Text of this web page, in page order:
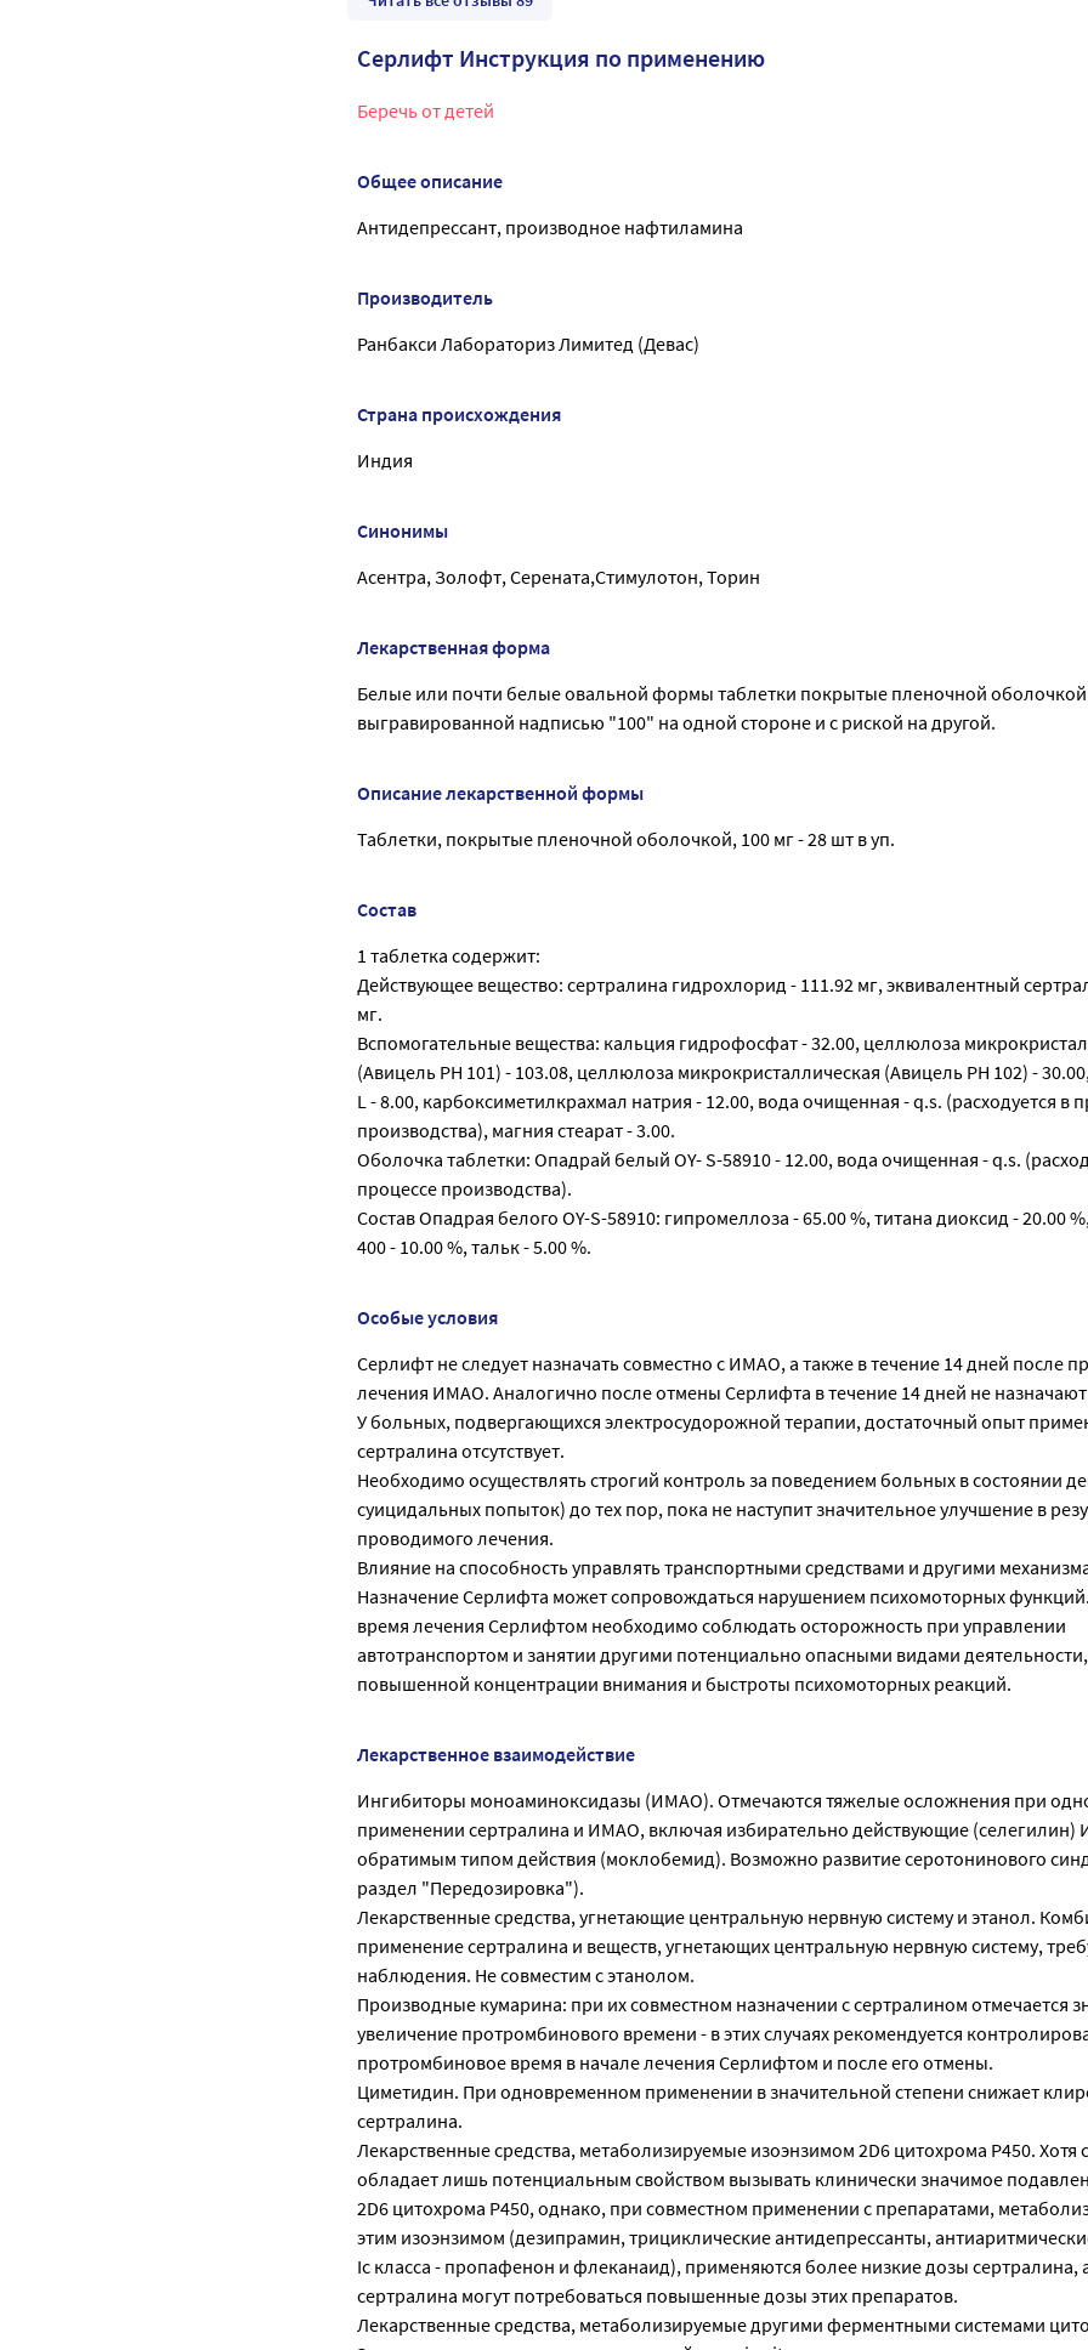
Серлифт Инструкция по применению
Беречь от детей
Общее описание
Антидепрессант, производное нафтиламина
Производитель
Ранбакси Лабораториз Лимитед (Девас)
Страна происхождения
Индия
Синонимы
Асентра, Золофт, Серената,Стимулотон, Торин
Лекарственная форма
Белые или почти белые овальной формы таблетки покрытые пленочной оболочкой
выгравированной надписью "100" на одной стороне и с риской на другой.
Описание лекарственной формы
Таблетки, покрытые пленочной оболочкой, 100 мг - 28 шт в уп.
Состав
1 таблетка содержит:
Действующее вещество: сертралина гидрохлорид - 111.92 мг, эквивалентный
мг.
Вспомогательные вещества: кальция гидрофосфат - 32.00, целлюлоза
(Авицель PH 101) - 103.08, целлюлоза микрокристал­лическая (Авицель PH 102) -
L - 8.00, карбоксиме­тилкрахмал натрия - 12.00, вода очищенная - q.s. (расходуется в
производства), магния стеарат - 3.00.
Оболочка таблетки: Опадрай белый OY- S-58910 - 12.00, вода очищенная - q.s.
процессе производства).
Состав Опадрая белого OY-S-58910: гипромеллоза - 65.00 %, титана диок­сид - 20.00
400 - 10.00 %, тальк - 5.00 %.
Особые условия
Серлифт не следует назначать совместно с ИМАО, а также в течение 14 дней после
лечения ИМАО. Аналогично после отмены Серлифта в течение 14 дней не
У больных, подвергающихся электросудорожной терапии, достаточный опыт
сертралина отсутствует.
Необходимо осуществлять строгий контроль за поведением больных в состоянии
суицидальных попыток) до тех пор, пока не наступит значительное улучшение в
проводимого лечения.
Влияние на способность управлять транспортными средствами и другими
Назначение Серлифта может сопровождаться нарушением психомоторных
время лечения Серлифтом необходимо соблюдать осторожность при управлении
автотранспортом и занятии другими потенциально опасными видами
повышенной концентрации внимания и быстроты психомоторных реакций.
Лекарственное взаимодействие
Ингибиторы моноаминоксидазы (ИМАО). Отмечаются тяжелые осложнения при
применении сертралина и ИМАО, включая избирательно действующие (селегилин)
обратимым типом действия (моклобемид). Возможно развитие серотонинового
раздел "Передозировка").
Лекарственные средства, угнетающие центральную нервную систему и этанол.
применение сертралина и веществ, угнетающих центральную нервную систему,
наблюдения. Не совместим с этанолом.
Производные кумарина: при их совместном назначении с сертралином отмечается
увеличение протромбинового времени - в этих случаях рекомендуется
протромбиновое время в начале лечения Серлифтом и после его отмены.
Циметидин. При одновременном применении в значительной степени снижает
сертралина.
Лекарственные средства, метаболизируемые изоэнзимом 2D6 цитохрома Р450. Хотя
обладает лишь потенциальным свойством вызывать клинически значимое
2D6 цитохрома Р450, однако, при совместном применении с препаратами,
этим изоэнзимом (дезипрамин, трициклические антидепрессанты,
Iс класса - пропафенон и флеканаид), применяются более низкие дозы сертралина,
сертралина могут потребоваться повышенные дозы этих препаратов.
Лекарственные средства, метаболизируемые другими ферментными системами